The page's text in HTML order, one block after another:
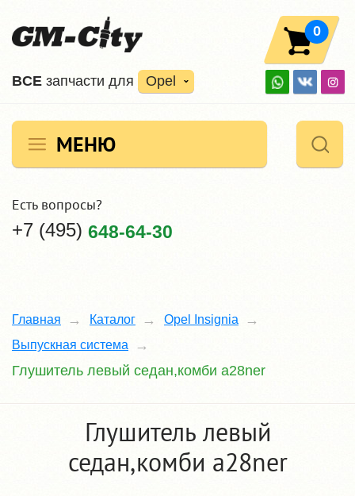
ВCE запчасти для Opel
0
МЕНЮ
Есть вопросы?
+7 (495) 648-64-30
Главная Каталог
Opel Insignia
Выпускная система
Глушитель левый седан,комби a28ner
Глушитель левый
седан,комби a28ner